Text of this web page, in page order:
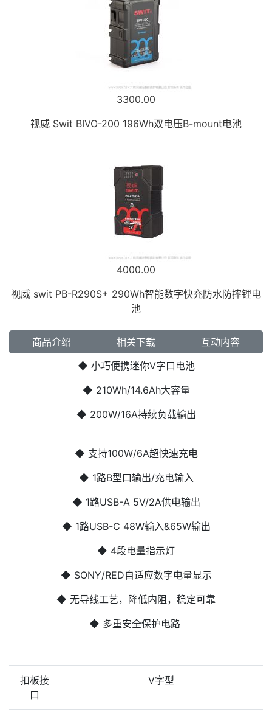
3300.00
视威 Swit BIVO-200 196Wh双电压B-mount电池
4000.00
视威 swit PB-R290S+ 290Wh智能数字快充防水防摔锂电
池
商品介绍 相关下载
互动内容
◆ 小巧便携迷你V字口电池
◆ 210Wh/14.6Ah大容量
◆ 200W/16A持续负载输出
◆ 支持100W/6A超快速充电
◆ 1路B型口输出/充电输入
◆ 1路USB-A 5V/2A供电输出
◆ 1路USB-C 48W输入&65W输出
◆ 4段电量指示灯
◆ SONY/RED自适应数字电量显示
◆ 无导线工艺，降低内阻，稳定可靠
◆ 多重安全保护电路
扣板接
口
V字型